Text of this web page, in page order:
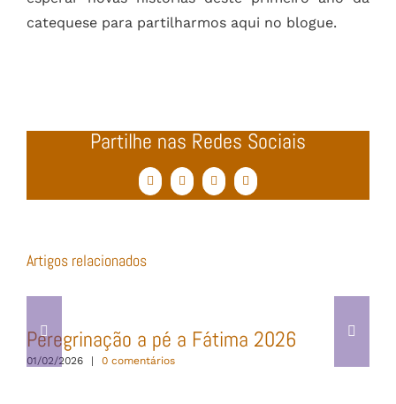
catequese para partilharmos aqui no blogue.
Partilhe nas Redes Sociais
FacebookTwitterWhatsApp
Email
(necessário
Artigos relacionados
Peregrinação a pé a Fátima 2026
01/02/2026 | 0 comentários